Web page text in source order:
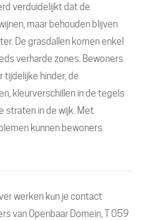
verduidelijkt dat de
maar behouden blijven
De grasdallen komen enkel
verharde zones. Bewoners
tijdelijke hinder, de
kleurverschillen in de tegels
straten in de wijk. Met
kunnen bewoners
werken kun je contact
van Openbaar Domein, T 059